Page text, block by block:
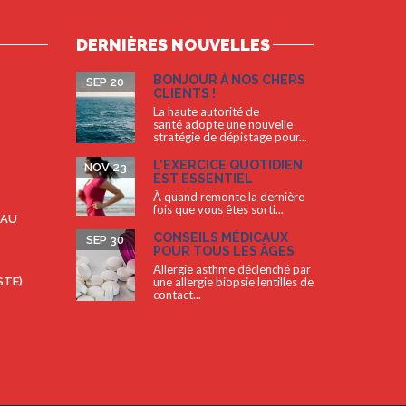
DERNIÈRES NOUVELLES
BONJOUR À NOS CHERS
CLIENTS !
SEP 20
La haute autorité de
santé adopte une nouvelle
stratégie de dépistage pour...
L’EXERCICE QUOTIDIEN
EST ESSENTIEL
NOV 23
À quand remonte la dernière
fois que vous êtes sorti...
CONSEILS MÉDICAUX
POUR TOUS LES ÂGES
SEP 30
Allergie asthme déclenché par
une allergie biopsie lentilles de
contact...